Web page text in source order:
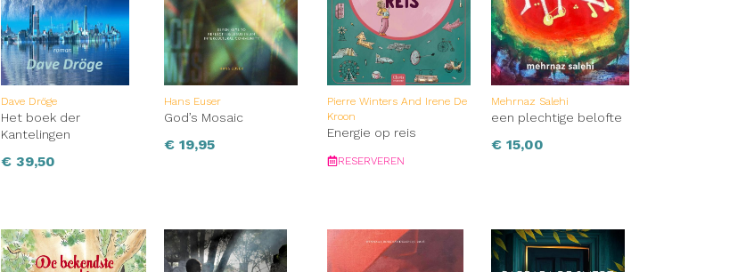
Dave Dröge
Het boek der
Kantelingen
€39,50
Hans Euser
God’s Mosaic
€19,95
Pierre Winters And Irene De
Kroon
Energie op reis
RESERVEREN
Mehrnaz Salehi
een plechtige belofte
€15,00